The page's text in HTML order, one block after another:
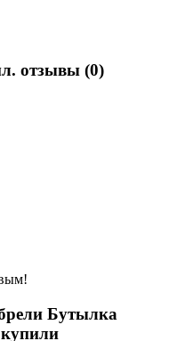
отзывы (0)
Бутылка